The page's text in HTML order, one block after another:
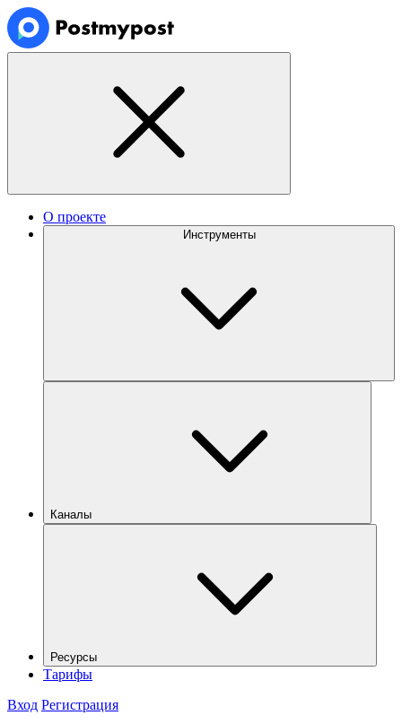
О проекте
Инструменты
Каналы
Ресурсы
Тарифы
Вход Регистрация